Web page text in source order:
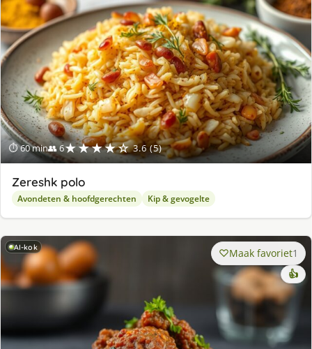
⏱ 60 min👥 6★★★★☆ 3.6 (5)
Zereshk polo
Avondeten & hoofdgerechten Kip & gevogelte
AI-kok Maak favoriet1
👍